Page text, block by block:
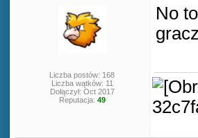
Liczba postów: 168
Liczba wątków: 11
Dołączył: Oct 2017
Reputacja: 49
No